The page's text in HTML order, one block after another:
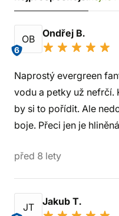
OB
6
Ondřej B.
Naprostý evergreen
vodu a petky už nefrčí.
by si to pořídit. Ale
boje. Přeci jen je
před 8 lety
JT Jakub T.